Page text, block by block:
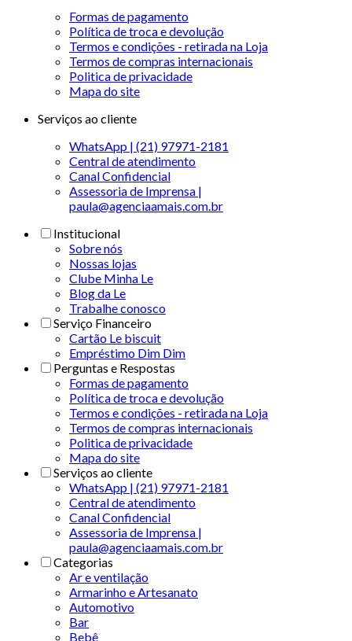
Formas de pagamento
Política de troca e devolução
Termos e condições - retirada na Loja
Termos de compras internacionais
Politica de privacidade
Mapa do site
Serviços ao cliente
WhatsApp | (21) 97971-2181
Central de atendimento
Canal Confidencial
Assessoria de Imprensa |
paula@agenciaamais.com.br
Institucional
Sobre nós
Nossas lojas
Clube Minha Le
Blog da Le
Trabalhe conosco
Serviço Financeiro
Cartão Le biscuit
Empréstimo Dim Dim
Perguntas e Respostas
Formas de pagamento
Política de troca e devolução
Termos e condições - retirada na Loja
Termos de compras internacionais
Politica de privacidade
Mapa do site
Serviços ao cliente
WhatsApp | (21) 97971-2181
Central de atendimento
Canal Confidencial
Assessoria de Imprensa |
paula@agenciaamais.com.br
Categorias
Ar e ventilação
Armarinho e Artesanato
Automotivo
Bar
Bebê